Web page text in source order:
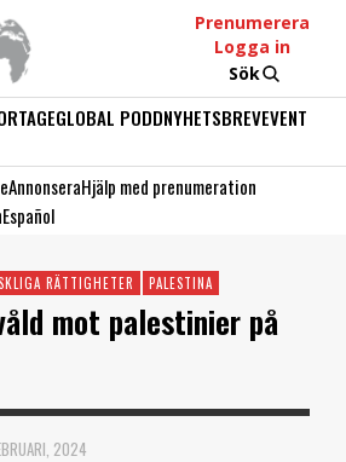
Prenumerera
Logga in
Sök
GLOBAL PODDNYHETSBREVEVENT
AnnonseraHjälp med prenumeration
Español
RÄTTIGHETER PALESTINA
mot palestinier på
2024